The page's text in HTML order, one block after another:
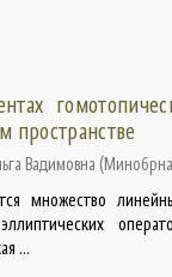
пространстве
Вадимовна (
множество
...